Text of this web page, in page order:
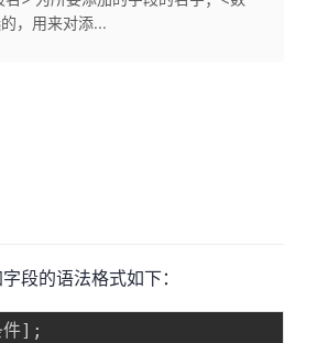
，用来对添...
段的语法格式如下：
] ;